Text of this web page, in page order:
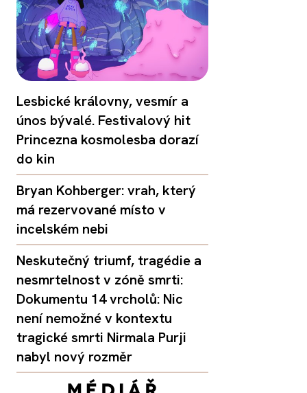
Lesbické královny, vesmír a
únos bývalé. Festivalový hit
Princezna kosmolesba dorazí
do kin
Bryan Kohberger: vrah, který
má rezervované místo v
incelském nebi
Neskutečný triumf, tragédie a
nesmrtelnost v zóně smrti:
Dokumentu 14 vrcholů: Nic
není nemožné v kontextu
tragické smrti Nirmala Purji
nabyl nový rozměr